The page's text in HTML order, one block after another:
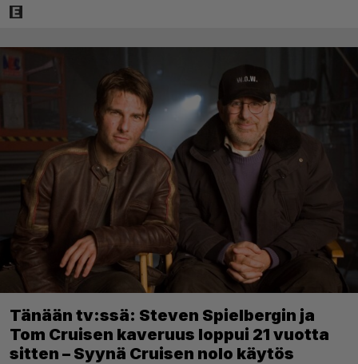
Tänään tv:ssä: Steven Spielbergin ja
Tom Cruisen kaveruus loppui 21 vuotta
sitten – Syynä Cruisen nolo käytös